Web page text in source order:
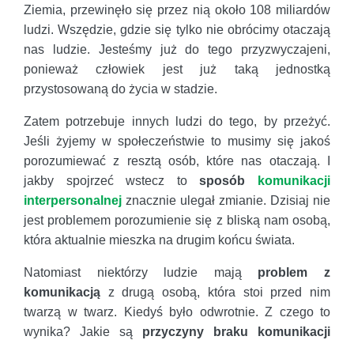
Ziemia, przewinęło się przez nią około 108 miliardów
ludzi. Wszędzie, gdzie się tylko nie obrócimy otaczają
nas ludzie. Jesteśmy już do tego przyzwyczajeni,
ponieważ człowiek jest już taką jednostką
przystosowaną do życia w stadzie.
Zatem potrzebuje innych ludzi do tego, by przeżyć.
Jeśli żyjemy w społeczeństwie to musimy się jakoś
porozumiewać z resztą osób, które nas otaczają. I
jakby spojrzeć wstecz tosposób
komunikacji
interpersonalnej znacznie ulegał zmianie. Dzisiaj nie
jest problemem porozumienie się z bliską nam osobą,
która aktualnie mieszka na drugim końcu świata.
Natomiast niektórzy ludzie mają problem z
komunikacją z drugą osobą, która stoi przed nim
twarzą w twarz. Kiedyś było odwrotnie. Z czego to
wynika? Jakie są przyczyny braku komunikacji